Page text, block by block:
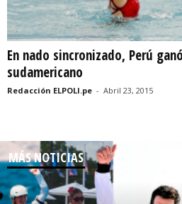
En nado sincronizado, Perú
sudamericano
Redacción ELPOLI.pe - Abril 23, 2015
MÁS NOTICIAS